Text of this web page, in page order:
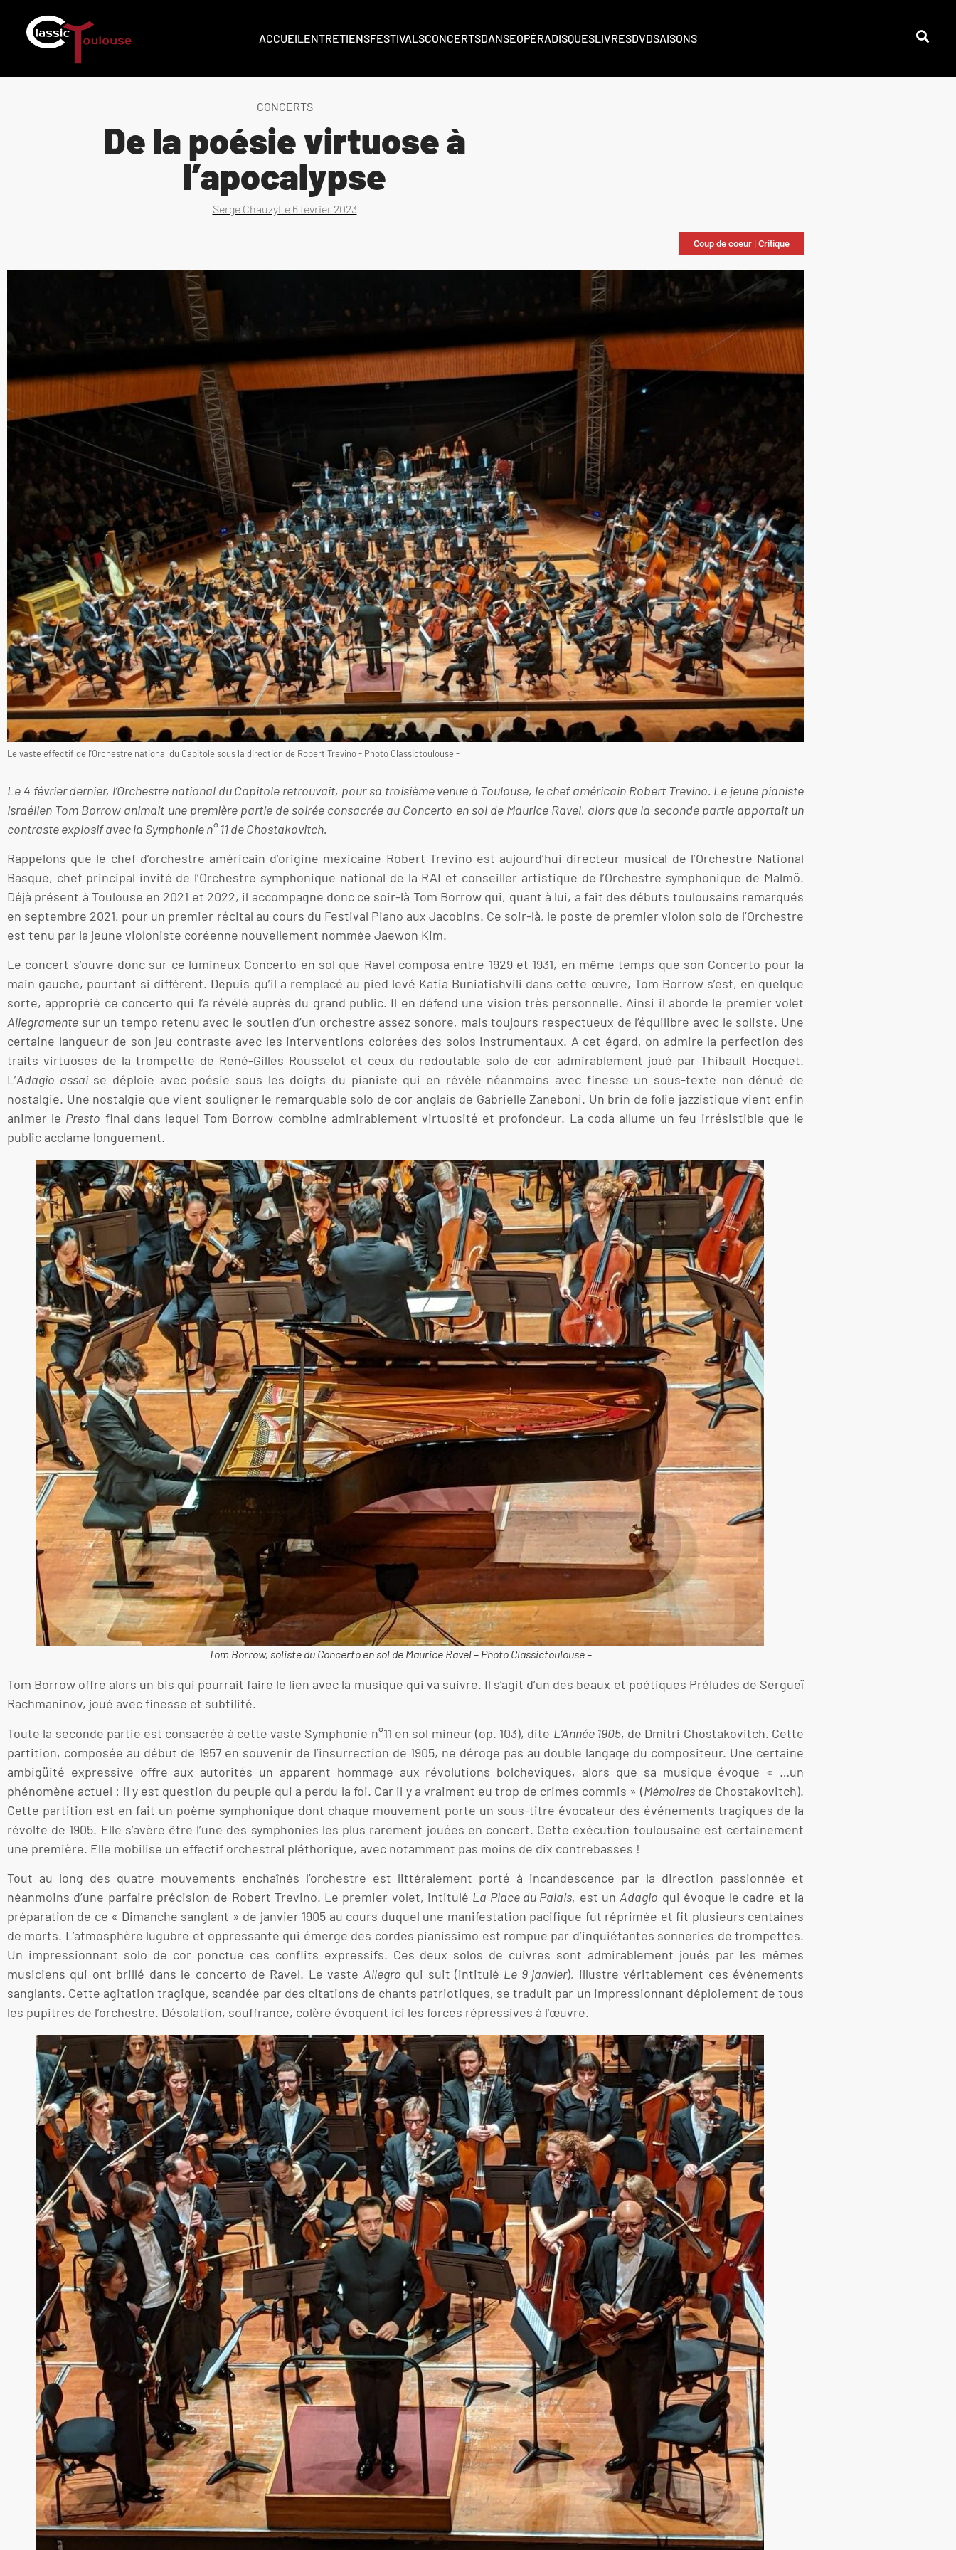
ACCUEILENTRETIENSFESTIVALSCONCERTSDANSEOPÉRADISQUESLIVRESDVDSAISONS
CONCERTS
De la poésie virtuose à
l’apocalypse
Serge ChauzyLe 6 février 2023
Coup de coeur | Critique
Le vaste effectif de l'Orchestre national du Capitole sous la direction de Robert Trevino - Photo Classictoulouse -
Le 4 février dernier, l’Orchestre national du Capitole retrouvait, pour sa troisième venue à Toulouse, le chef américain Robert Trevino. Le jeune pianiste
israélien Tom Borrow animait une première partie de soirée consacrée au Concerto en sol de Maurice Ravel, alors que la seconde partie apportait un
contraste explosif avec la Symphonie n° 11 de Chostakovitch.
Rappelons que le chef d’orchestre américain d’origine mexicaine Robert Trevino est aujourd’hui directeur musical de l’Orchestre National
Basque, chef principal invité de l’Orchestre symphonique national de la RAI et conseiller artistique de l’Orchestre symphonique de Malmö.
Déjà présent à Toulouse en 2021 et 2022, il accompagne donc ce soir-là Tom Borrow qui, quant à lui, a fait des débuts toulousains remarqués
en septembre 2021, pour un premier récital au cours du Festival Piano aux Jacobins. Ce soir-là, le poste de premier violon solo de l’Orchestre
est tenu par la jeune violoniste coréenne nouvellement nommée Jaewon Kim.
Le concert s’ouvre donc sur ce lumineux Concerto en sol que Ravel composa entre 1929 et 1931, en même temps que son Concerto pour la
main gauche, pourtant si différent. Depuis qu’il a remplacé au pied levé Katia Buniatishvili dans cette œuvre, Tom Borrow s’est, en quelque
sorte, approprié ce concerto qui l’a révélé auprès du grand public. Il en défend une vision très personnelle. Ainsi il aborde le premier volet
Allegramente sur un tempo retenu avec le soutien d’un orchestre assez sonore, mais toujours respectueux de l’équilibre avec le soliste. Une
certaine langueur de son jeu contraste avec les interventions colorées des solos instrumentaux. A cet égard, on admire la perfection des
traits virtuoses de la trompette de René-Gilles Rousselot et ceux du redoutable solo de cor admirablement joué par Thibault Hocquet.
L’Adagio assaise déploie avec poésie sous les doigts du pianiste qui en révèle néanmoins avec finesse un sous-texte non dénué de
nostalgie. Une nostalgie que vient souligner le remarquable solo de cor anglais de Gabrielle Zaneboni. Un brin de folie jazzistique vient enfin
animer le Presto final dans lequel Tom Borrow combine admirablement virtuosité et profondeur. La coda allume un feu irrésistible que le
public acclame longuement.
Tom Borrow, soliste du Concerto en sol de Maurice Ravel – Photo Classictoulouse –
Tom Borrow offre alors un bis qui pourrait faire le lien avec la musique qui va suivre. Il s’agit d’un des beaux et poétiques Préludes de Sergueï
Rachmaninov, joué avec finesse et subtilité.
Toute la seconde partie est consacrée à cette vaste Symphonie n°11 en sol mineur (op. 103), dite L’Année 1905, de Dmitri Chostakovitch. Cette
partition, composée au début de 1957 en souvenir de l’insurrection de 1905, ne déroge pas au double langage du compositeur. Une certaine
ambigüité expressive offre aux autorités un apparent hommage aux révolutions bolcheviques, alors que sa musique évoque « …un
phénomène actuel : il y est question du peuple qui a perdu la foi. Car il y a vraiment eu trop de crimes commis » (Mémoiresde Chostakovitch).
Cette partition est en fait un poème symphonique dont chaque mouvement porte un sous-titre évocateur des événements tragiques de la
révolte de 1905. Elle s’avère être l’une des symphonies les plus rarement jouées en concert. Cette exécution toulousaine est certainement
une première. Elle mobilise un effectif orchestral pléthorique, avec notamment pas moins de dix contrebasses !
Tout au long des quatre mouvements enchaînés l’orchestre est littéralement porté à incandescence par la direction passionnée et
néanmoins d’une parfaire précision de Robert Trevino. Le premier volet, intitulé La Place du Palais, est un Adagio qui évoque le cadre et la
préparation de ce « Dimanche sanglant » de janvier 1905 au cours duquel une manifestation pacifique fut réprimée et fit plusieurs centaines
de morts. L’atmosphère lugubre et oppressante qui émerge des cordes pianissimo est rompue par d’inquiétantes sonneries de trompettes.
Un impressionnant solo de cor ponctue ces conflits expressifs. Ces deux solos de cuivres sont admirablement joués par les mêmes
musiciens qui ont brillé dans le concerto de Ravel. Le vaste Allegro qui suit (intitulé Le 9 janvier), illustre véritablement ces événements
sanglants. Cette agitation tragique, scandée par des citations de chants patriotiques, se traduit par un impressionnant déploiement de tous
les pupitres de l’orchestre. Désolation, souffrance, colère évoquent ici les forces répressives à l’œuvre.